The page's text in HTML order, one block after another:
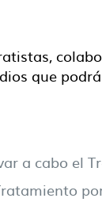
que
a cabo el